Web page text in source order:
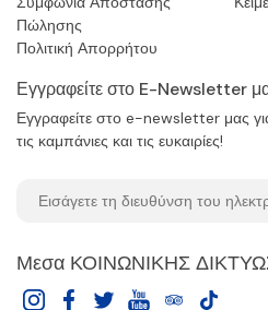
Πώλησης
Πολιτική Απορρήτου
Εγγραφείτε στο E-Newsletter
Εγγραφείτε στο e-newsletter μας
τις καμπάνιες και τις ευκαιρίες!
Μεσα ΚΟΙΝΩΝΙΚΗΣ